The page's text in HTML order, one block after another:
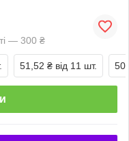
— 300 ₴
51,52 ₴ від 11 шт.